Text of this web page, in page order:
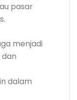
pasar
menjadi
dalam